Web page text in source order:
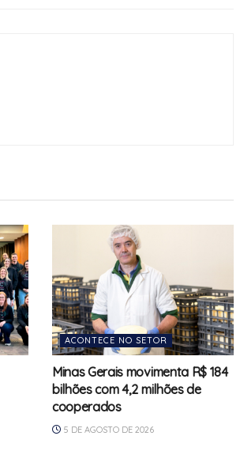
ACONTECE NO SETOR
Minas Gerais movimenta R$ 184
bilhões com 4,2 milhões de
cooperados
5 DE AGOSTO DE 2026